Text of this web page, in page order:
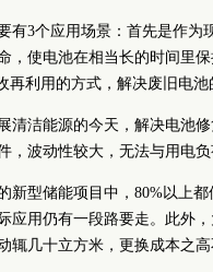
有3个应用场景：首先是作为
，使电池在相当长的时间里
再利用的方式，解决废旧电池
清洁能源的今天，解决电池
，波动性较大，无法与用电
新型储能项目中，80%以上
应用仍有一段路要走。此外
辄几十立方米，更换成本之高